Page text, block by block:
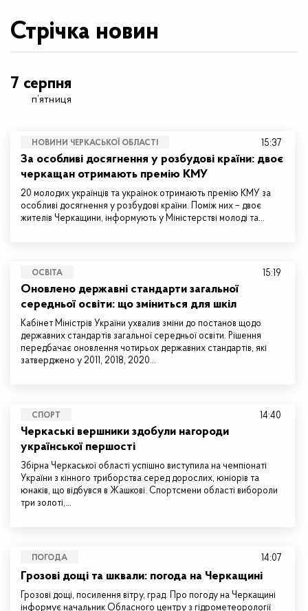
Стрічка новин
7 серпня
п’ятниця
НОВИНИ ЧЕРКАСЬКОЇ ОБЛАСТІ
За особливі досягнення у розбудові країни: двоє
черкащан отримають премію КМУ
20 молодих українців та українок отримають премію КМУ за
особливі досягнення у розбудові країни. Поміж них – двоє
жителів Черкащини, інформують у Міністерстві молоді та…
15:37
ОСВІТА
Оновлено державні стандарти загальної
середньої освіти: що зміниться для шкіл
Кабінет Міністрів України ухвалив зміни до постанов щодо
державних стандартів загальної середньої освіти. Рішення
передбачає оновлення чотирьох державних стандартів, які
затверджено у 2011, 2018, 2020…
15:19
СПОРТ
Черкаські вершники здобули нагороди
української першості
Збірна Черкаської області успішно виступила на чемпіонаті
України з кінного триборства серед дорослих, юніорів та
юнаків, що відбувся в Жашкові. Спортсмени області вибороли
три золоті,…
14:40
ПОГОДА
Грозові дощі та шквали: погода на Черкащині
Грозові дощі, посилення вітру, град. Про погоду на Черкащині
інформує начальник Обласного центру з гідрометеорології
14:07